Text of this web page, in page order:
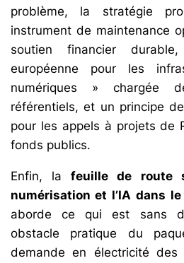
problème, la stratégie
instrument de maintenance
soutien financier
européenne pour les
numériques » chargée
référentiels, et un principe
pour les appels à projets de
fonds publics.
Enfin, lafeuille de route
numérisation et l’IA dans le
aborde ce qui est sans
obstacle pratique du
demande en électricité des